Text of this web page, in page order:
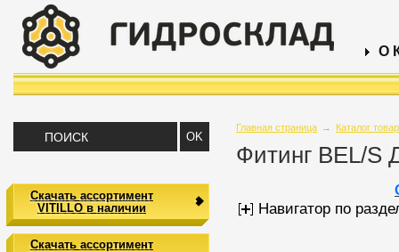
О
Главная страница → Каталог
Фитинг BEL/S
Навигатор по
Скачать ассортимент
VITILLO в наличии
Скачать ассортимент